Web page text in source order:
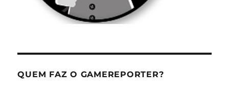
QUEM FAZ O GAMEREPORTER?